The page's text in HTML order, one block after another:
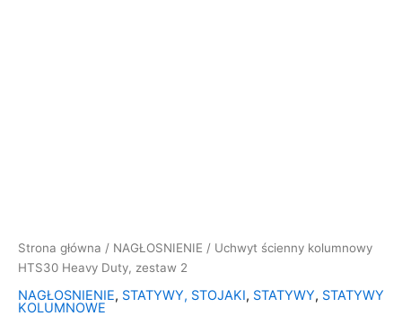
Strona główna / NAGŁOSNIENIE / Uchwyt ścienny kolumnowy
HTS30 Heavy Duty, zestaw 2
NAGŁOSNIENIE, STATYWY, STOJAKI, STATYWY, STATYWY
KOLUMNOWE